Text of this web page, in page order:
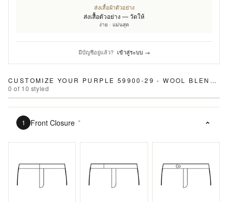
ส่งเสื้อผ้าตัวอย่าง
ส่งเสื้อตัวอย่าง — วัดให้
ง่าย · แม่นสุด
มีบัญชีอยู่แล้ว? เข้าสู่ระบบ →
CUSTOMIZE YOUR PURPLE 59900-29 - WOOL BLEND PANTS
0 of 10 styled
1 Front Closure *